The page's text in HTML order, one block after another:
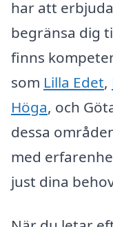
har att
begränsa dig
finns
som Lilla Edet,
Höga, och
dessa
med
just dina